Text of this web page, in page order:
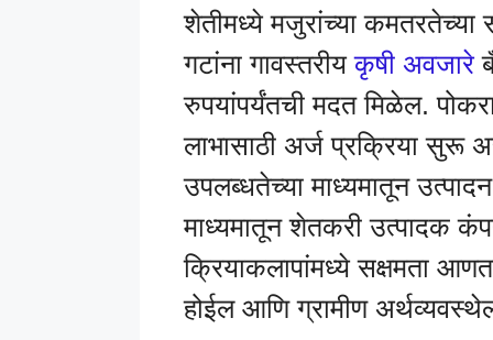
शेतीमध्ये मजुरांच्या कमतरतेच्या
गटांना गावस्तरीयकृषी अवजारे
रुपयांपर्यंतची मदत मिळेल.
लाभासाठी अर्ज प्रक्रिया सुरू
उपलब्धतेच्या माध्यमातून
माध्यमातून शेतकरी उत्पादक
क्रियाकलापांमध्ये सक्षमता
होईल आणि ग्रामीण